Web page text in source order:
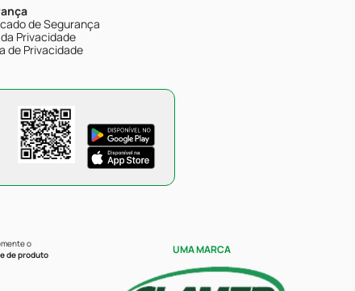
de Segurança
Privacidade
de Privacidade
o
de produto
UMA MARCA